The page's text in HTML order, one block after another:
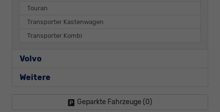
Touran
Transporter Kastenwagen
Transporter Kombi
Volvo
Weitere
Geparkte Fahrzeuge (0)